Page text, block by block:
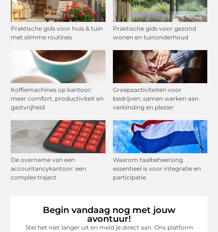
Praktische gids voor huis & tuin
met slimme routines
Praktische gids voor gezond
wonen en tuinonderhoud
Koffiemachines op kantoor:
meer comfort, productiviteit en
gastvrijheid
Groepsactiviteiten voor
bedrijven: samen werken aan
verbinding en plezier
De overname van een
accountancykantoor: een
complex traject
Waarom taalbeheersing
essentieel is voor integratie en
participatie
Begin vandaag nog met jouw
avontuur!
Stel het niet langer uit en meld je direct aan. Ons platform